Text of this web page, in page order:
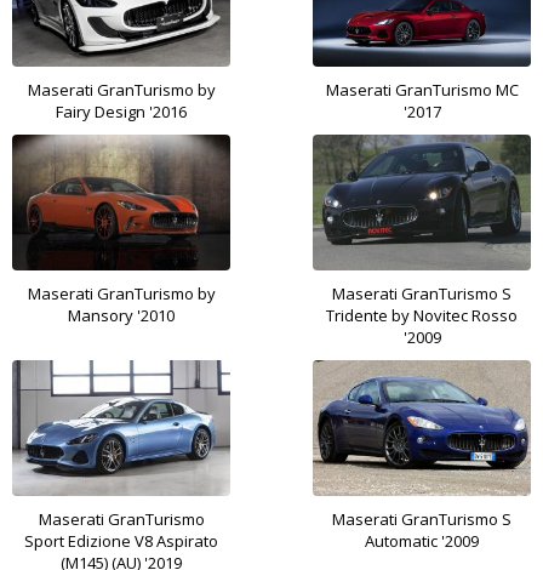
Maserati GranTurismo by
Fairy Design '2016
Maserati GranTurismo MC
'2017
Maserati GranTurismo by
Mansory '2010
Maserati GranTurismo S
Tridente by Novitec Rosso
'2009
Maserati GranTurismo
Sport Edizione V8 Aspirato
(M145) (AU) '2019
Maserati GranTurismo S
Automatic '2009